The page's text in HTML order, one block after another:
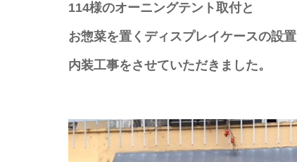
114様のオーニングテント取付と
お惣菜を置くディスプレイケースの設置
内装工事をさせていただきました。